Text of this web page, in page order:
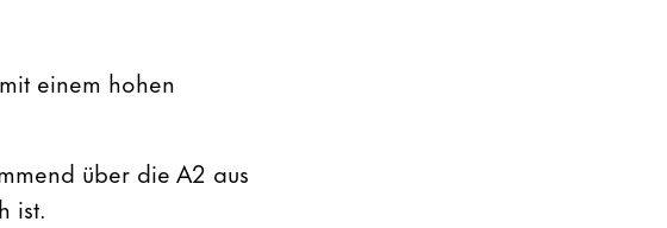
einem hohen
über die A2 aus
ist.